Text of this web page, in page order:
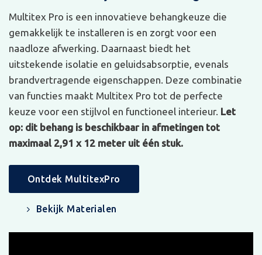
Multitex Pro is een innovatieve behangkeuze die
gemakkelijk te installeren is en zorgt voor een
naadloze afwerking. Daarnaast biedt het
uitstekende isolatie en geluidsabsorptie, evenals
brandvertragende eigenschappen. Deze combinatie
van functies maakt Multitex Pro tot de perfecte
keuze voor een stijlvol en functioneel interieur. Let
op: dit behang is beschikbaar in afmetingen tot
maximaal 2,91 x 12 meter uit één stuk.
Ontdek MultitexPro
Bekijk Materialen